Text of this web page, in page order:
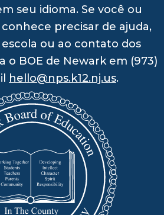
seu idioma. Se você ou
precisar de ajuda,
ou ao contato dos
o BOE de Newark em (973)
hello@nps.k12.nj.us.